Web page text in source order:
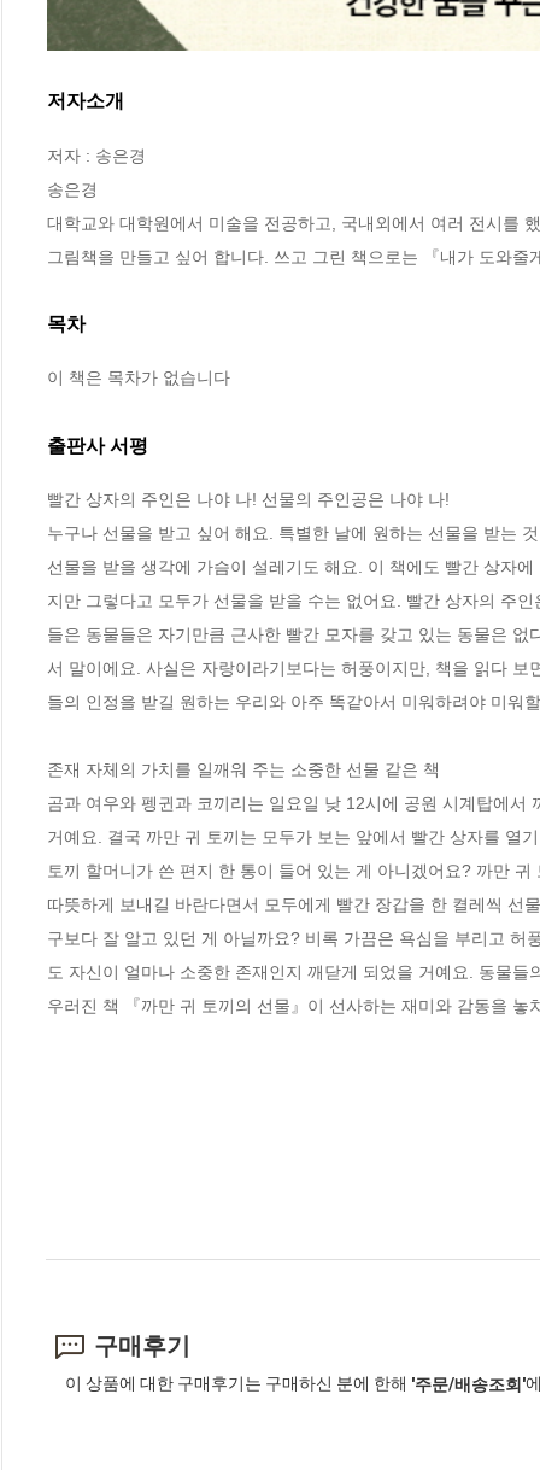
저자소개
저자 : 송은경
송은경
대학교와 대학원에서 미술을 전공하고, 국내외에서 여러 전시를
그림책을 만들고 싶어 합니다. 쓰고 그린 책으로는 『내가 도와
목차
이 책은 목차가 없습니다
출판사 서평
빨간 상자의 주인은 나야 나! 선물의 주인공은 나야 나!
누구나 선물을 받고 싶어 해요. 특별한 날에 원하는 선물을 받는
선물을 받을 생각에 가슴이 설레기도 해요. 이 책에도 빨간 상자
지만 그렇다고 모두가 선물을 받을 수는 없어요. 빨간 상자의 주
들은 동물들은 자기만큼 근사한 빨간 모자를 갖고 있는 동물은
서 말이에요. 사실은 자랑이라기보다는 허풍이지만, 책을 읽다
들의 인정을 받길 원하는 우리와 아주 똑같아서 미워하려야 미워
존재 자체의 가치를 일깨워 주는 소중한 선물 같은 책
곰과 여우와 펭귄과 코끼리는 일요일 낮 12시에 공원 시계탑에
거예요. 결국 까만 귀 토끼는 모두가 보는 앞에서 빨간 상자를 열
토끼 할머니가 쓴 편지 한 통이 들어 있는 게 아니겠어요? 까만
따뜻하게 보내길 바란다면서 모두에게 빨간 장갑을 한 켤레씩 선
구보다 잘 알고 있던 게 아닐까요? 비록 가끔은 욕심을 부리고
도 자신이 얼마나 소중한 존재인지 깨닫게 되었을 거예요. 동물
우러진 책 『까만 귀 토끼의 선물』이 선사하는 재미와 감동을 놓
구매후기
이 상품에 대한 구매후기는 구매하신 분에 한해 '주문/배송조회'